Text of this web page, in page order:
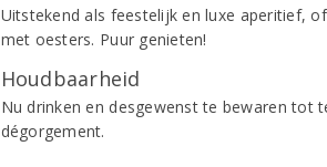
Uitstekend als feestelijk en luxe aperitief,
met oesters. Puur genieten!
Houdbaarheid
Nu drinken en desgewenst te bewaren tot
dégorgement.